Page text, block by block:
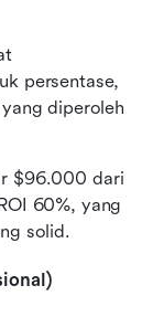
persentase,
diperoleh
$96.000 dari
60%, yang
solid.